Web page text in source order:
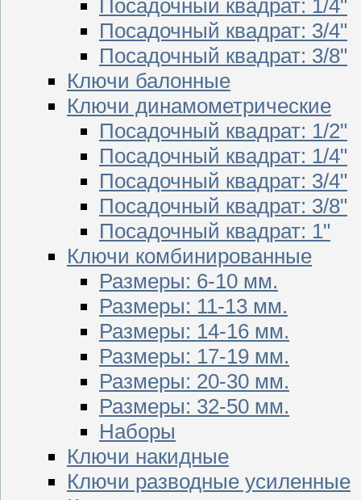
Посадочный квадрат: 1/4"
Посадочный квадрат: 3/4"
Посадочный квадрат: 3/8"
Ключи балонные
Ключи динамометрические
Посадочный квадрат: 1/2"
Посадочный квадрат: 1/4"
Посадочный квадрат: 3/4"
Посадочный квадрат: 3/8"
Посадочный квадрат: 1"
Ключи комбинированные
Размеры: 6-10 мм.
Размеры: 11-13 мм.
Размеры: 14-16 мм.
Размеры: 17-19 мм.
Размеры: 20-30 мм.
Размеры: 32-50 мм.
Наборы
Ключи накидные
Ключи разводные усиленные